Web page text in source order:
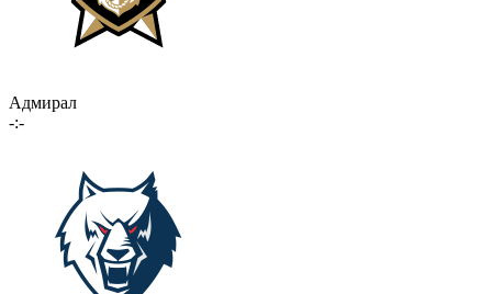
Адмирал
-:-